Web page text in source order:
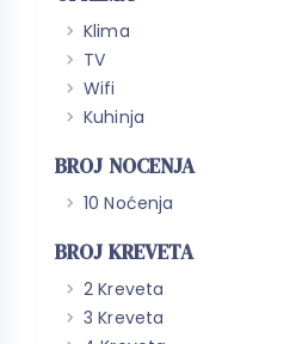
Klima
TV
Wifi
Kuhinja
BROJ NOCENJA
10 Noćenja
BROJ KREVETA
2 Kreveta
3 Kreveta